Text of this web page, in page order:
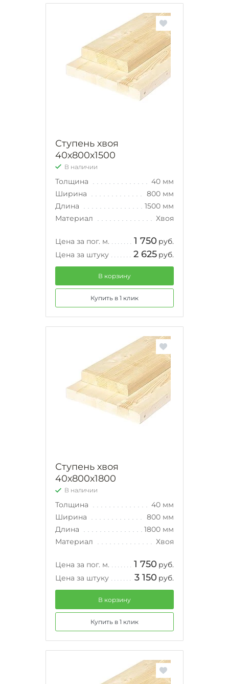
Ступень хвоя
40х800х1500
В наличии
Толщина
40 мм
Ширина
800 мм
Длина
1500 мм
Материал
Хвоя
Цена за пог. м. 1 750 руб.
Цена за штуку
2 625 руб.
В корзину
Купить в 1 клик
Ступень хвоя
40х800х1800
В наличии
Толщина
40 мм
Ширина
800 мм
Длина
1800 мм
Материал
Хвоя
Цена за пог. м. 1 750 руб.
Цена за штуку
3 150 руб.
В корзину
Купить в 1 клик